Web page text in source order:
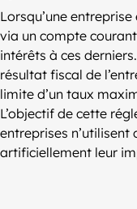
Lorsqu’une
via un compte
intérêts à ces
résultat fiscal de
limite d’un taux
L’objectif de cette
entreprises n’utilisent
artificiellement leur